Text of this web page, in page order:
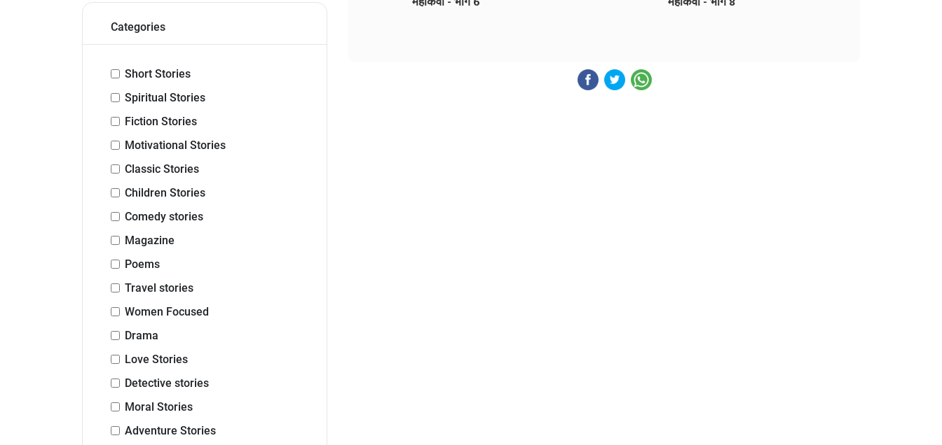
Categories
Short Stories
Spiritual Stories
Fiction Stories
Motivational Stories
Classic Stories
Children Stories
Comedy stories
Magazine
Poems
Travel stories
Women Focused
Drama
Love Stories
Detective stories
Moral Stories
Adventure Stories